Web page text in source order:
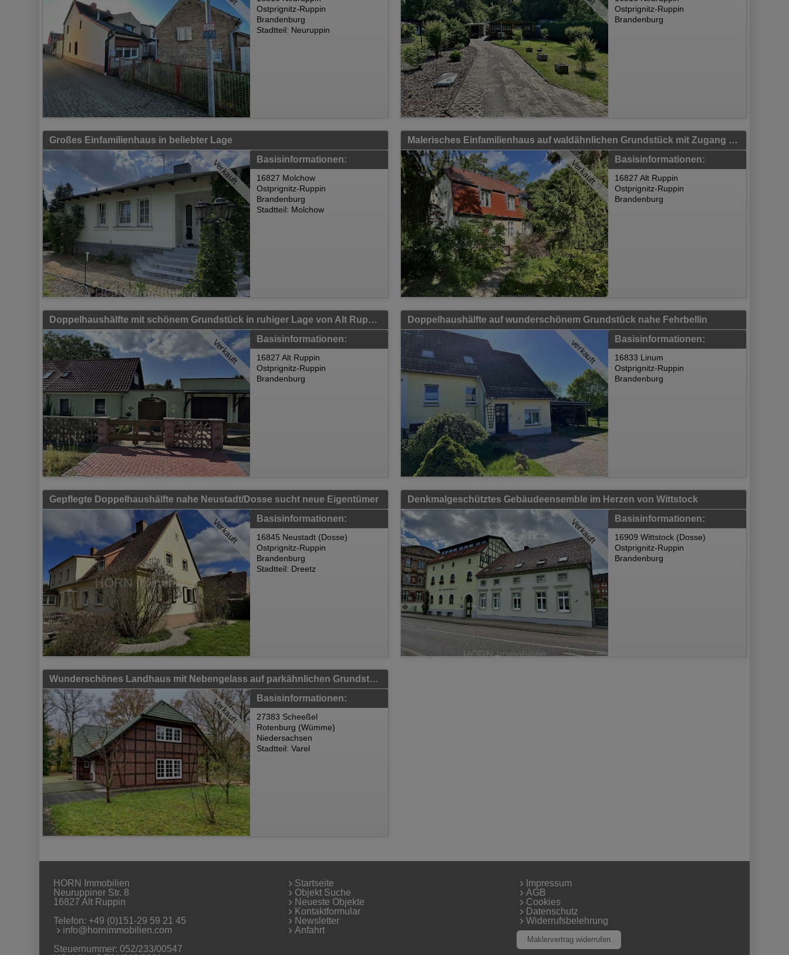
Ostprignitz-Ruppin
Brandenburg
Stadtteil: Neuruppin
Ostprignitz-Ruppin
Brandenburg
Großes Einfamilienhaus in beliebter Lage
Verkauft Basisinformationen:
16827 Molchow
Ostprignitz-Ruppin
Brandenburg
Stadtteil: Molchow
Malerisches Einfamilienhaus auf waldähnlichen Grundstück mit Zugang zum Rhin
Verkauft Basisinformationen:
16827 Alt Ruppin
Ostprignitz-Ruppin
Brandenburg
Doppelhaushälfte mit schönem Grundstück in ruhiger Lage von Alt Ruppin
Verkauft Basisinformationen:
16827 Alt Ruppin
Ostprignitz-Ruppin
Brandenburg
Doppelhaushälfte auf wunderschönem Grundstück nahe Fehrbellin
verkauft Basisinformationen:
16833 Linum
Ostprignitz-Ruppin
Brandenburg
Gepflegte Doppelhaushälfte nahe Neustadt/Dosse sucht neue Eigentümer
Verkauft Basisinformationen:
16845 Neustadt (Dosse)
Ostprignitz-Ruppin
Brandenburg
Stadtteil: Dreetz
Denkmalgeschütztes Gebäudeensemble im Herzen von Wittstock
Verkauft Basisinformationen:
16909 Wittstock (Dosse)
Ostprignitz-Ruppin
Brandenburg
Wunderschönes Landhaus mit Nebengelass auf parkähnlichen Grundstück
Verkauft Basisinformationen:
27383 Scheeßel
Rotenburg (Wümme)
Niedersachsen
Stadtteil: Varel
HORN Immobilien
Neuruppiner Str. 8
16827 Alt Ruppin
Telefon: +49 (0)151-29 59 21 45
info@hornimmobilien.com
Steuernummer: 052/233/00547
Startseite
Objekt Suche
Neueste Objekte
Kontaktformular
Newsletter
Anfahrt
Impressum
AGB
Cookies
Datenschutz
Widerrufsbelehrung
Maklervertrag widerrufen